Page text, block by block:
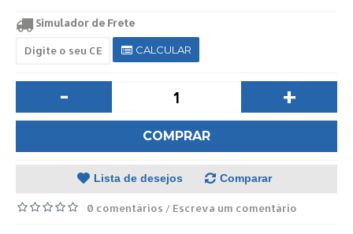
Simulador de Frete
CALCULAR
- +
COMPRAR
Lista de desejos Comparar
0 comentários / Escreva um comentário